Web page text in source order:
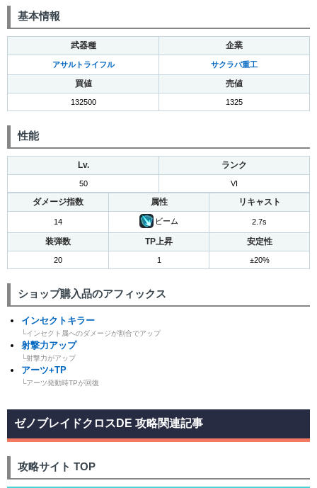
基本情報
武器種 企業
アサルトライフル サクラバ重工
買値 売値
132500 1325
性能
Lv. ランク
50 VI
ダメージ指数 属性 リキャスト
14 ビーム 2.7s
装弾数 TP上昇 安定性
20 1 ±20%
ショップ購入品のアフィックス
インセクトキラー
└インセクト属へのダメージが割合でアップ
射撃力アップ
└射撃力がアップ
アーツ+TP
└アーツ発動時TPが回復
ゼノブレイドクロスDE 攻略関連記事
攻略サイト TOP